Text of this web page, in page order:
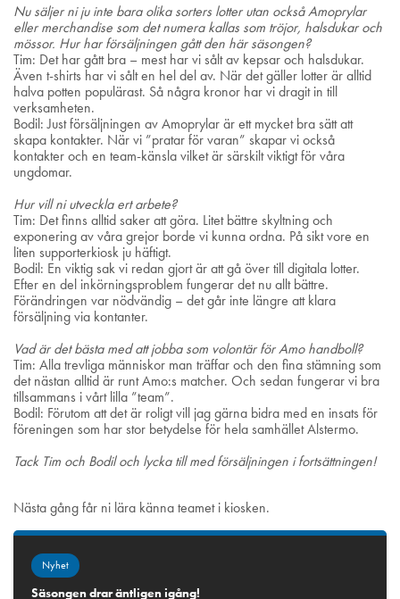
Nu säljer ni ju inte bara olika sorters lotter utan också Amoprylar
eller merchandise som det numera kallas som tröjor, halsdukar och
mössor. Hur har försäljningen gått den här säsongen?
Tim: Det har gått bra – mest har vi sålt av kepsar och halsdukar.
Även t-shirts har vi sålt en hel del av. När det gäller lotter är alltid
halva potten populärast. Så några kronor har vi dragit in till
verksamheten.
Bodil: Just försäljningen av Amoprylar är ett mycket bra sätt att
skapa kontakter. När vi ”pratar för varan” skapar vi också
kontakter och en team-känsla vilket är särskilt viktigt för våra
ungdomar.
Hur vill ni utveckla ert arbete?
Tim: Det finns alltid saker att göra. Litet bättre skyltning och
exponering av våra grejor borde vi kunna ordna. På sikt vore en
liten supporterkiosk ju häftigt.
Bodil: En viktig sak vi redan gjort är att gå över till digitala lotter.
Efter en del inkörningsproblem fungerar det nu allt bättre.
Förändringen var nödvändig – det går inte längre att klara
försäljning via kontanter.
Vad är det bästa med att jobba som volontär för Amo handboll?
Tim: Alla trevliga människor man träffar och den fina stämning som
det nästan alltid är runt Amo:s matcher. Och sedan fungerar vi bra
tillsammans i vårt lilla ”team”.
Bodil: Förutom att det är roligt vill jag gärna bidra med en insats för
föreningen som har stor betydelse för hela samhället Alstermo.
Tack Tim och Bodil och lycka till med försäljningen i fortsättningen!
Nästa gång får ni lära känna teamet i kiosken.
Nyhet
Säsongen drar äntligen igång!